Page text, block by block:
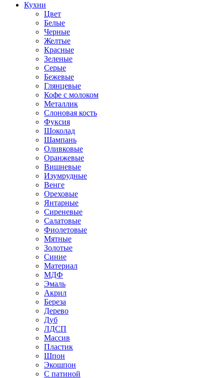
Кухни
Цвет
Белые
Черные
Желтые
Красные
Зеленые
Серые
Бежевые
Глянцевые
Кофе с молоком
Металлик
Слоновая кость
Фуксия
Шоколад
Шампань
Оливковые
Оранжевые
Вишневые
Изумрудные
Венге
Ореховые
Янтарные
Сиреневые
Салатовые
Фиолетовые
Мятные
Золотые
Синие
Материал
МДФ
Эмаль
Акрил
Береза
Дерево
Дуб
ЛДСП
Массив
Пластик
Шпон
Экошпон
С патиной